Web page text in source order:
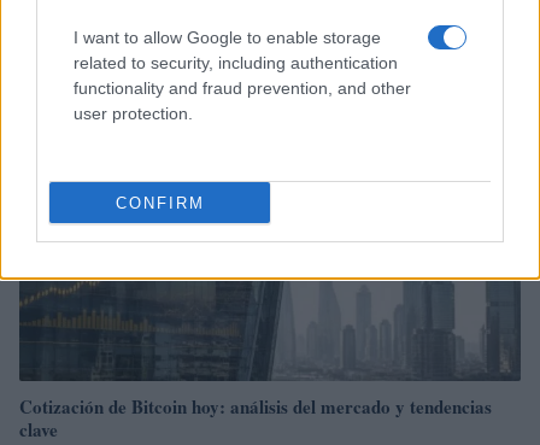
I want to allow Google to enable storage
related to security, including authentication
functionality and fraud prevention, and other
user protection.
CONFIRM
CRIPTOMONEDAS
Cotización de Bitcoin hoy: análisis del mercado y tendencias
clave